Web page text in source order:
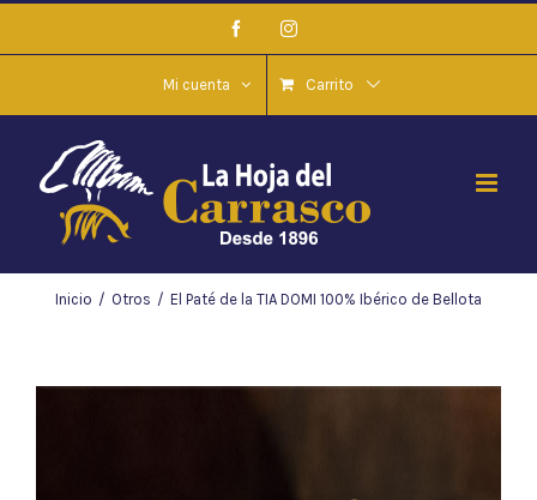
al
FacebookInstagram
Mi cuenta Carrito
Inicio / Otros / El Paté de la TIA DOMI 100% Ibérico de Bellota